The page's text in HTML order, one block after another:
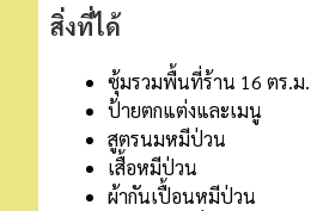
สิ่งที่ได้
ซุ้มรวมพื้นที่ร้าน 16 ตร.ม.
ป้ายตกแต่งและเมนู
สูตรนมหมีป่วน
เสื้อหมีป่วน
ผ้ากันเปื้อนหมีป่วน